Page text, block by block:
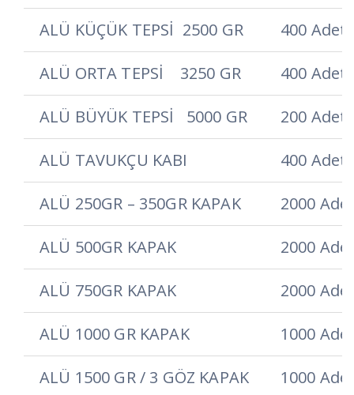
ALÜ KÜÇÜK TEPSİ 2500 GR 400 Adet
ALÜ ORTA TEPSİ 3250 GR 400 Adet
ALÜ BÜYÜK TEPSİ 5000 GR 200 Adet
ALÜ TAVUKÇU KABI 400 Adet
ALÜ 250GR – 350GR KAPAK 2000
ALÜ 500GR KAPAK 2000
ALÜ 750GR KAPAK 2000
ALÜ 1000 GR KAPAK 1000
ALÜ 1500 GR / 3 GÖZ KAPAK 1000